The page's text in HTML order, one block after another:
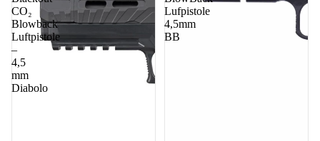
CO₂
Blowback
Luftpistole
–
4,5
mm
Diabolo
Lufpistole
4,5mm
BB